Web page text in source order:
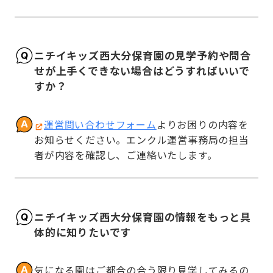
ニチイキッズ西大分保育園の見学予約や問合
せが上手くできない場合はどうすればいいで
すか？
運営問い合わせフォームよりお困りの内容を
お知らせください。エンクル運営事務局の担当
者が内容を確認し、ご連絡いたします。
ニチイキッズ西大分保育園の情報をもっと具
体的に知りたいです